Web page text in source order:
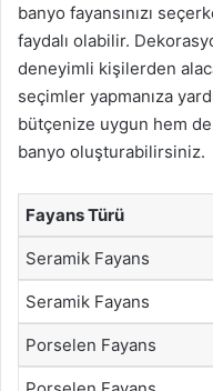
banyo fayansınızı
faydalı olabilir.
deneyimli kişilerden
seçimler yapmanıza
bütçenize uygun hem
banyo oluşturabilirsiniz.
Fayans Türü
Seramik Fayans
Seramik Fayans
Porselen Fayans